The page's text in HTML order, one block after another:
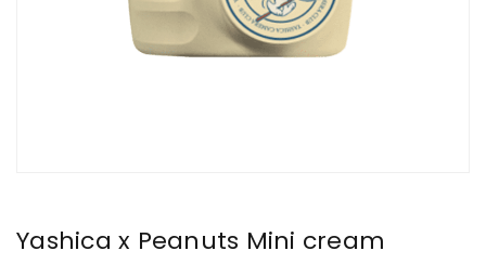
Yashica x Peanuts Mini cream